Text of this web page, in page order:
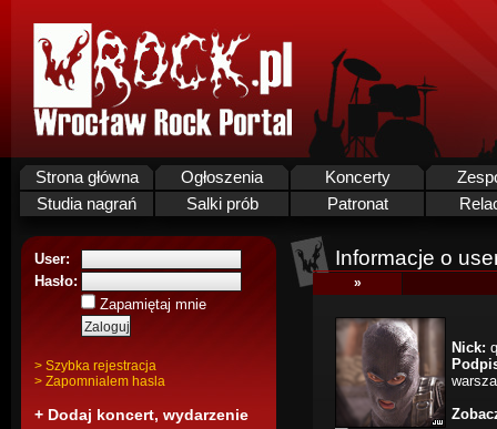
Strona główna Ogłoszenia Koncerty
Studia nagrań
Salki prób Patronat
User:
Hasło:
Zapamiętaj mnie
> Szybka rejestracja
> Zapomnialem hasla
+ Dodaj koncert, wydarzenie
Informacje o
»
Nick: